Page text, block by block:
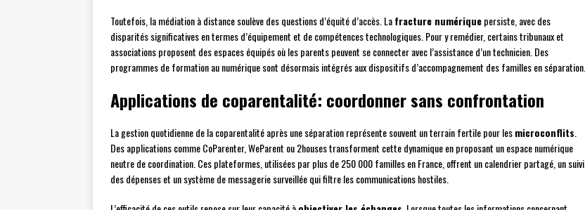
Toutefois, la médiation à distance soulève des questions d’équité d’accès. Lafracture numériquepersiste, avec des
disparités significatives en termes d’équipement et de compétences technologiques. Pour y remédier, certains tribunaux et
associations proposent des espaces équipés où les parents peuvent se connecter avec l’assistance d’un technicien. Des
programmes de formation au numérique sont désormais intégrés aux dispositifs d’accompagnement des familles en séparation.
Applications de coparentalité: coordonner sans confrontation
La gestion quotidienne de la coparentalité après une séparation représente souvent un terrain fertile pour lesmicroconflits
Des applications comme CoParenter, WeParent ou 2houses transforment cette dynamique en proposant un espace numérique
neutre de coordination. Ces plateformes, utilisées par plus de 250 000 familles en France, offrent un calendrier partagé, un suivi
des dépenses et un système de messagerie surveillée qui filtre les communications hostiles.